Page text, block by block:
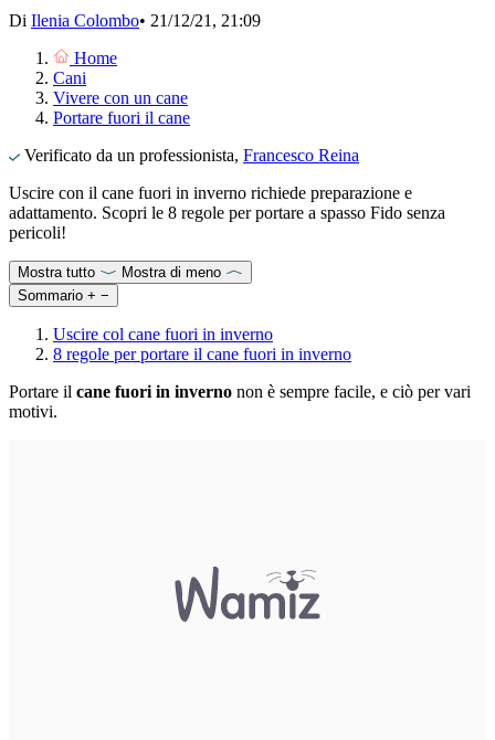
Di Ilenia Colombo• 21/12/21, 21:09
Home
Cani
Vivere con un cane
Portare fuori il cane
Verificato da un professionista, Francesco Reina
Uscire con il cane fuori in inverno richiede preparazione e
adattamento. Scopri le 8 regole per portare a spasso Fido senza
pericoli!
Mostra tutto
Mostra di meno
Sommario + −
Uscire col cane fuori in inverno
8 regole per portare il cane fuori in inverno
Portare il cane fuori in inverno non è sempre facile, e ciò per vari
motivi.